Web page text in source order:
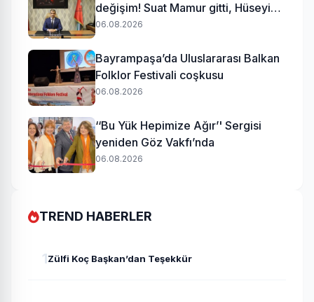
değişim! Suat Mamur gitti, Hüseyin
Aydın geldi
06.08.2026
Bayrampaşa’da Uluslararası Balkan
Folklor Festivali coşkusu
06.08.2026
‘‘Bu Yük Hepimize Ağır’' Sergisi
yeniden Göz Vakfı’nda
06.08.2026
TREND HABERLER
1Zülfi Koç Başkan’dan Teşekkür